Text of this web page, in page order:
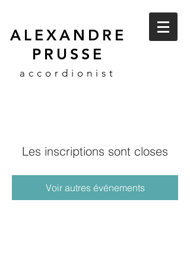
ALEXANDRE
PRUSSE
accordionist
Les inscriptions sont closes
Voir autres événements